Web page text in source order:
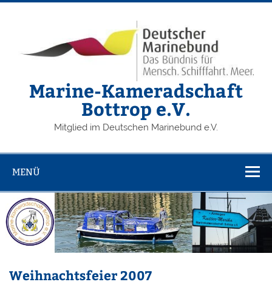
Zum
Marine-Kameradschaft
Bottrop e.V.
Mitglied im Deutschen Marinebund e.V.
MENÜ
Weihnachtsfeier 2007